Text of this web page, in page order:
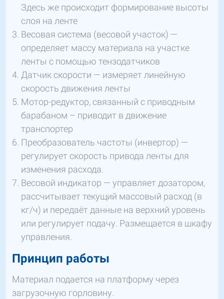
Здесь же происходит формирование высоты
слоя на ленте
Весовая система (весовой участок) —
определяет массу материала на участке
ленты с помощью тензодатчиков
Датчик скорости — измеряет линейную
скорость движения ленты
Мотор-редуктор, связанный с приводным
барабаном – приводит в движение
транспортер
Преобразователь частоты (инвертор) —
регулирует скорость привода ленты для
изменения расхода.
Весовой индикатор — управляет дозатором,
рассчитывает текущий массовый расход (в
кг/ч) и передаёт данные на верхний уровень
или регулирует подачу. Размещается в шкафу
управления.
Принцип работы
Материал подается на платформу через
загрузочную горловину.